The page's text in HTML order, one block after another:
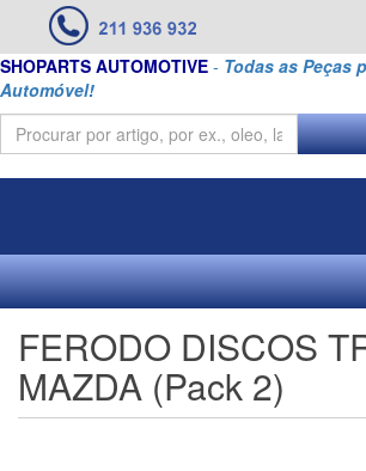
SHOPARTS AUTOMOTIVE - Todas as Peças
Automóvel!
FERODO DISCOS
MAZDA (Pack 2)